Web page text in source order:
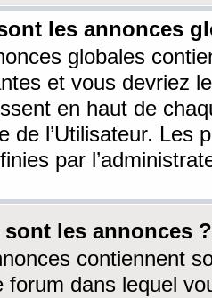
les annonces
globales
et vous devriez
en haut de
de l’Utilisateur. Les
par
sont les annonces ?
contiennent
forum dans lequel